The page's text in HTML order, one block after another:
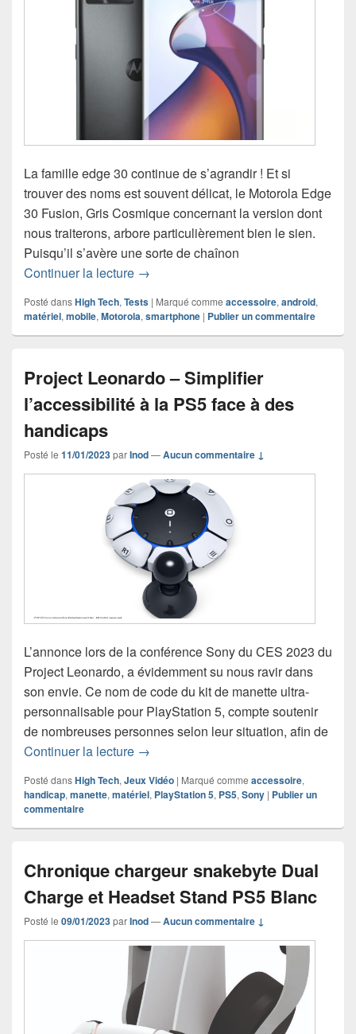
La famille edge 30 continue de s’agrandir ! Et si
trouver des noms est souvent délicat, le Motorola Edge
30 Fusion, Gris Cosmique concernant la version dont
nous traiterons, arbore particulièrement bien le sien.
Puisqu’il s’avère une sorte de chaînon
Continuer la lecture Chronique smartphone Motorola
→
Posté dansHigh Tech, Tests | Marqué comme accessoire, android,
matériel, mobile, Motorola, smartphone | Publier un commentaire
Project Leonardo – Simplifier
l’accessibilité à la PS5 face à des
handicaps
Posté le 11/01/2023parInod—Aucun commentaire ↓
L’annonce lors de la conférence Sony du CES 2023 du
Project Leonardo, a évidemment su nous ravir dans
son envie. Ce nom de code du kit de manette ultra-
personnalisable pour PlayStation 5, compte soutenir
de nombreuses personnes selon leur situation, afin de
Continuer la lecture Project Leonardo – Simplifier
→
Posté dansHigh Tech, Jeux Vidéo | Marqué comme accessoire,
handicap, manette, matériel, PlayStation 5, PS5, Sony | Publier un
commentaire
Chronique chargeur snakebyte Dual
Charge et Headset Stand PS5 Blanc
Posté le 09/01/2023parInod—Aucun commentaire ↓